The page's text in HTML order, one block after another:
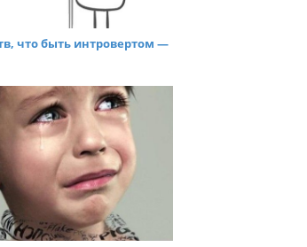
что быть интровертом —